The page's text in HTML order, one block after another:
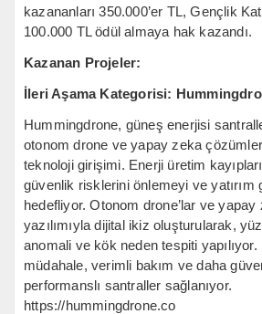
kazananları 350.000’er TL, Gençlik
100.000 TL ödül almaya hak kazandı.
Kazanan Projeler:
İleri Aşama Kategorisi:
Hummingdrone, güneş enerjisi
otonom drone ve yapay zeka
teknoloji girişimi. Enerji üretim
güvenlik risklerini önlemeyi ve yatırım
hedefliyor. Otonom drone’lar ve
yazılımıyla dijital ikiz oluşturularak,
anomali ve kök neden tespiti yapılıyor.
müdahale, verimli bakım ve daha
performanslı santraller sağlanıyor.
https://hummingdrone.co